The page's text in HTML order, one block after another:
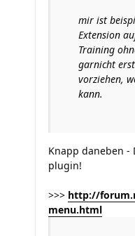
mir ist
Extension
Training
garnicht
vorziehen,
kann.
Knapp daneben -
plugin!
>>> http://
menu.html